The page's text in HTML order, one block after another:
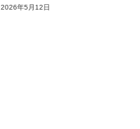
2026年5月12日